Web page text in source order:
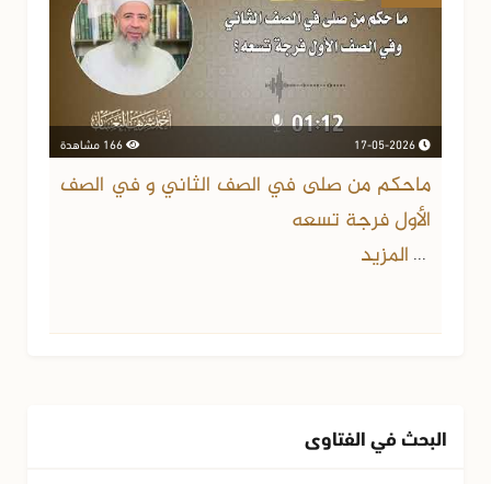
ماحكم من صلى في الصف الثاني و في الصف
الأول فرجة تسعه
... المزيد
البحث في الفتاوى